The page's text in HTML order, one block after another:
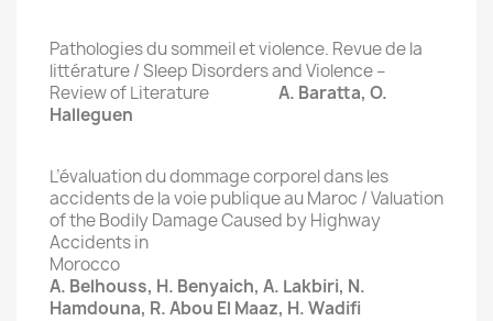
Pathologies du sommeil et violence. Revue de la
littérature / Sleep Disorders and Violence –
Review of Literature A. Baratta, O.
Halleguen
L’évaluation du dommage corporel dans les
accidents de la voie publique au Maroc / Valuation
of the Bodily Damage Caused by Highway
Accidents in
A. Belhouss, H. Benyaich, A. Lakbiri, N.
Hamdouna, R. Abou El Maaz, H. Wadifi